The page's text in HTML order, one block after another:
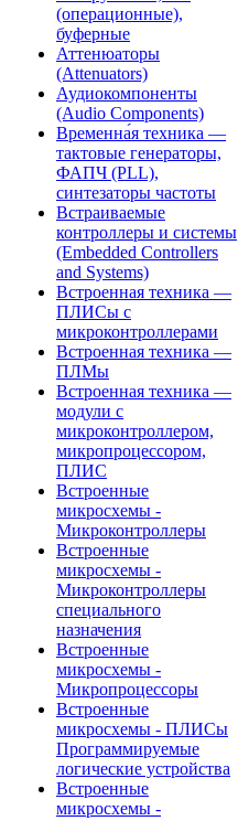
(операционные),
буферные
Аттенюаторы
(Attenuators)
Аудиокомпоненты
(Audio Components)
Временна́я техника —
тактовые генераторы,
ФАПЧ (PLL),
синтезаторы частоты
Встраиваемые
контроллеры и системы
(Embedded Controllers
and Systems)
Встроенная техника —
ПЛИСы с
микроконтроллерами
Встроенная техника —
ПЛМы
Встроенная техника —
модули с
микроконтроллером,
микропроцессором,
ПЛИС
Встроенные
микросхемы -
Микроконтроллеры
Встроенные
микросхемы -
Микроконтроллеры
специального
назначения
Встроенные
микросхемы -
Микропроцессоры
Встроенные
микросхемы - ПЛИСы
Программируемые
логические устройства
Встроенные
микросхемы -